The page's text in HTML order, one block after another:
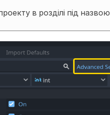
в розділі під назвою